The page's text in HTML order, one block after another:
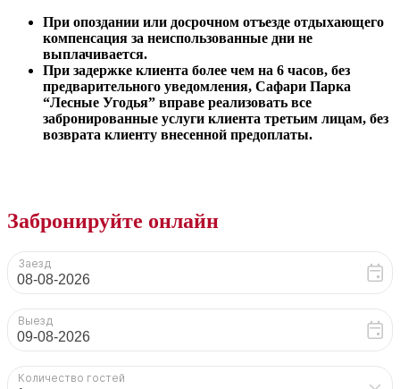
При опоздании или досрочном отъезде отдыхающего
компенсация за неиспользованные дни не
выплачивается.
При задержке клиента более чем на 6 часов, без
предварительного уведомления, Сафари Парка
“Лесные Угодья” вправе реализовать все
забронированные услуги клиента третьим лицам, без
возврата клиенту внесенной предоплаты.
Забронируйте онлайн